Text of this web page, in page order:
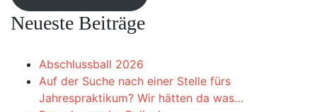
Neueste Beiträge
Abschlussball 2026
Auf der Suche nach einer Stelle fürs
Jahrespraktikum? Wir hätten da was…